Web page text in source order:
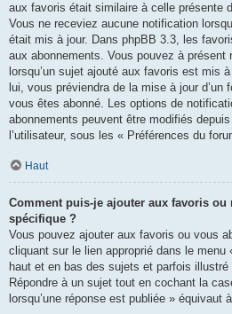
aux favoris était similaire à celle présente
Vous ne receviez aucune notification
était mis à jour. Dans phpBB 3.3, les
aux abonnements. Vous pouvez à présent
lorsqu’un sujet ajouté aux favoris est mis
lui, vous préviendra de la mise à jour d’un
vous êtes abonné. Les options de
abonnements peuvent être modifiés
l’utilisateur, sous les « Préférences du
Haut
Comment puis-je ajouter aux favoris ou
spécifique ?
Vous pouvez ajouter aux favoris ou vous
cliquant sur le lien approprié dans le
haut et en bas des sujets et parfois illustré
Répondre à un sujet tout en cochant la
lorsqu’une réponse est publiée » équivaut